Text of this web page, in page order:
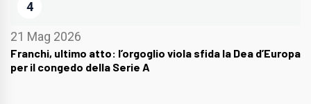
4
21 Mag 2026
Franchi, ultimo atto: l’orgoglio viola sfida la Dea d’Europa
per il congedo della Serie A